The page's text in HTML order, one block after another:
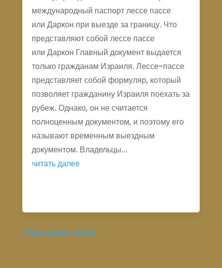
международный паспорт лессе пассе
или Даркон при выезде за границу. Что
представляют собой лессе пассе
или Даркон Главный документ выдается
только гражданам Израиля. Лессе-пассе
представляет собой формуляр, который
позволяет гражданину Израиля поехать за
рубеж. Однако, он не считается
полноценным документом, и поэтому его
называют временным выездным
документом. Владельцы...
читать далее
« Предыдущие Записи